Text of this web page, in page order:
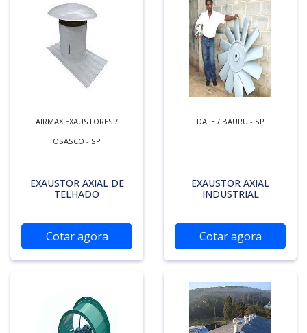
AIRMAX EXAUSTORES /
OSASCO - SP
EXAUSTOR AXIAL DE
TELHADO
Cotar agora
DAFE / BAURU - SP
EXAUSTOR AXIAL
INDUSTRIAL
Cotar agora